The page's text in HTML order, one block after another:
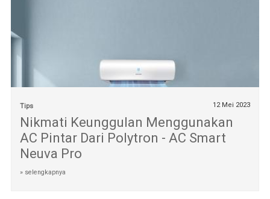
Tips 12 Mei 2023
Nikmati Keunggulan Menggunakan
AC Pintar Dari Polytron - AC Smart
Neuva Pro
» selengkapnya